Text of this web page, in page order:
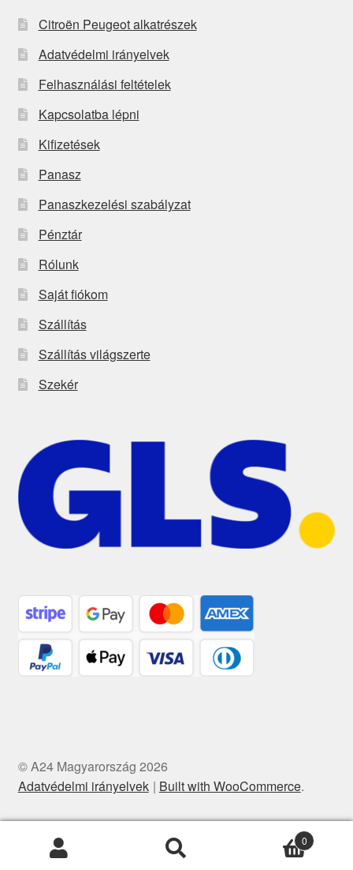
Citroën Peugeot alkatrészek
Adatvédelmi irányelvek
Felhasználási feltételek
Kapcsolatba lépni
Kifizetések
Panasz
Panaszkezelési szabályzat
Pénztár
Rólunk
Saját fiókom
Szállítás
Szállítás világszerte
Szekér
© A24 Magyarország 2026
Adatvédelmi irányelvek
Built with WooCommerce.
Keresés
Keresés
0